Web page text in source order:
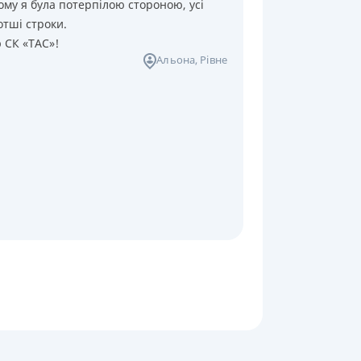
я була потерпілою стороною, усі
строки.
СК «ТАС»!
Альона, Рівне